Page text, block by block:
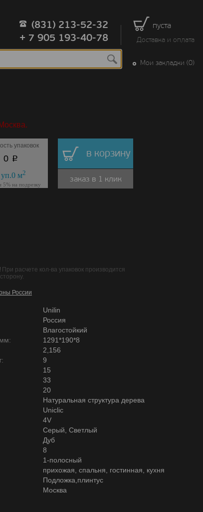
пуста
Доставка и оплата
(831) 213-52-32
+ 7 905 193-40-78
Мои закладки (0)
упаковок
0 p
0м2
5% на подрезку
в корзину
заказ в 1 клик
При расчете кол-ва упаковок производится
России
Unilin
Россия
Влагостойкий
1291*190*8
2,156
9
15
33
20
Натуральная структура дерева
Uniclic
4V
Серый, Светлый
Дуб
8
1-полосный
прихожая, спальня, гостинная, кухня
Подложка,плинтус
Москва